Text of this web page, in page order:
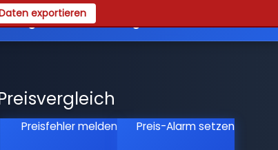
exportieren
Registrieren
Preisfehler melden Preis-Alarm setzen